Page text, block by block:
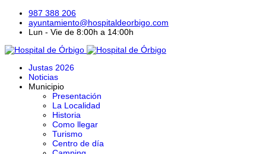
987 388 206
ayuntamiento@hospitaldeorbigo.com
Lun - Vie de 8:00h a 14:00h
Justas 2026
Noticias
Municipio
Presentación
La Localidad
Historia
Como llegar
Turismo
Centro de día